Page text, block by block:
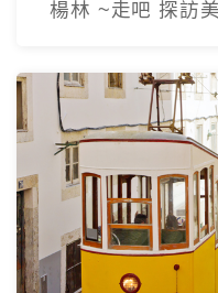
【北疆/南疆
寬廣草原 美麗
楊林 ~走吧 探訪